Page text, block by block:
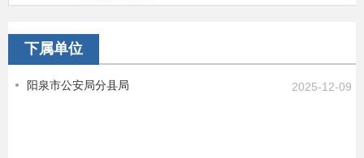
下属单位
阳泉市公安局分县局 2025-12-09